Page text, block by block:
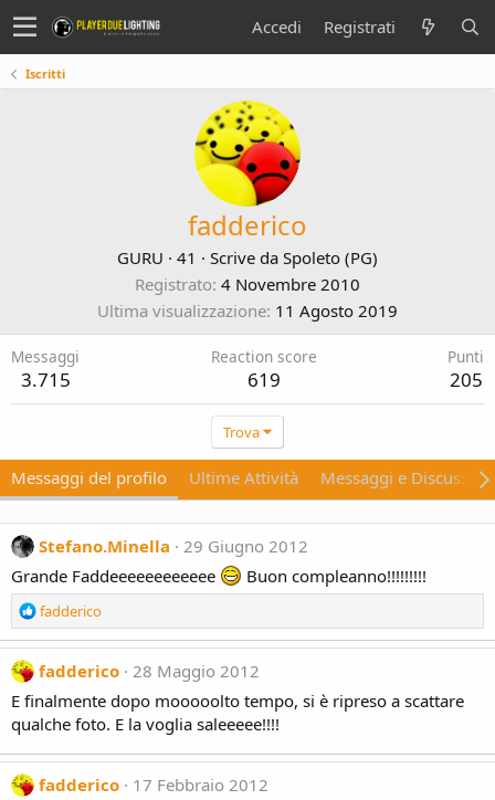
Accedi Registrati
Iscritti
fadderico
GURU · 41 · Scrive da Spoleto (PG)
Registrato 4 Novembre 2010
Ultima visualizzazione 11 Agosto 2019
Messaggi
3.715
Reaction score
619
Punti
205
Trova
Messaggi del profilo Ultime Attività Messaggi e
Stefano.Minella
29 Giugno 2012
Grande Faddeeeeeeeeeeee
Buon compleanno!!!!!!!!!
R
e
a
c
i
o
n
s
:
fadderico
fadderico 28 Maggio 2012
E finalmente dopo mooooolto tempo, si è ripreso a scattare
qualche foto. E la voglia saleeeee!!!!
fadderico
17 Febbraio 2012